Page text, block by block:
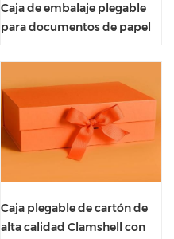
Caja de embalaje plegable
para documentos de papel
personalizado
Caja plegable de cartón de
alta calidad Clamshell con